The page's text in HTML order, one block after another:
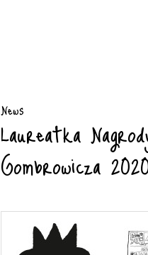
News
Laureatka
Gombrowicza